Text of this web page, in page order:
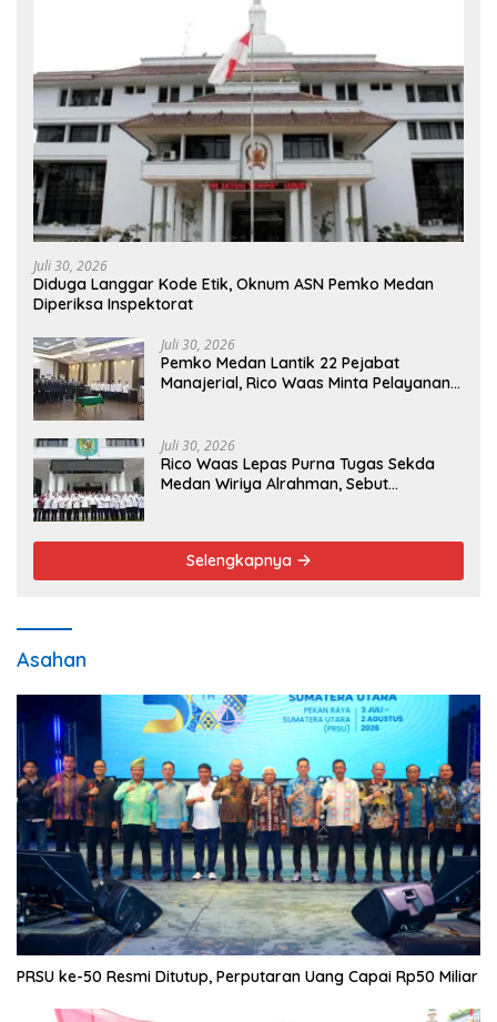
Juli 30, 2026
Diduga Langgar Kode Etik, Oknum ASN Pemko Medan
Diperiksa Inspektorat
Juli 30, 2026
Pemko Medan Lantik 22 Pejabat
Manajerial, Rico Waas Minta Pelayanan
Juli 30, 2026
Rico Waas Lepas Purna Tugas Sekda
Medan Wiriya Alrahman, Sebut
Selengkapnya
Asahan
PRSU ke-50 Resmi Ditutup, Perputaran Uang Capai Rp50 Miliar